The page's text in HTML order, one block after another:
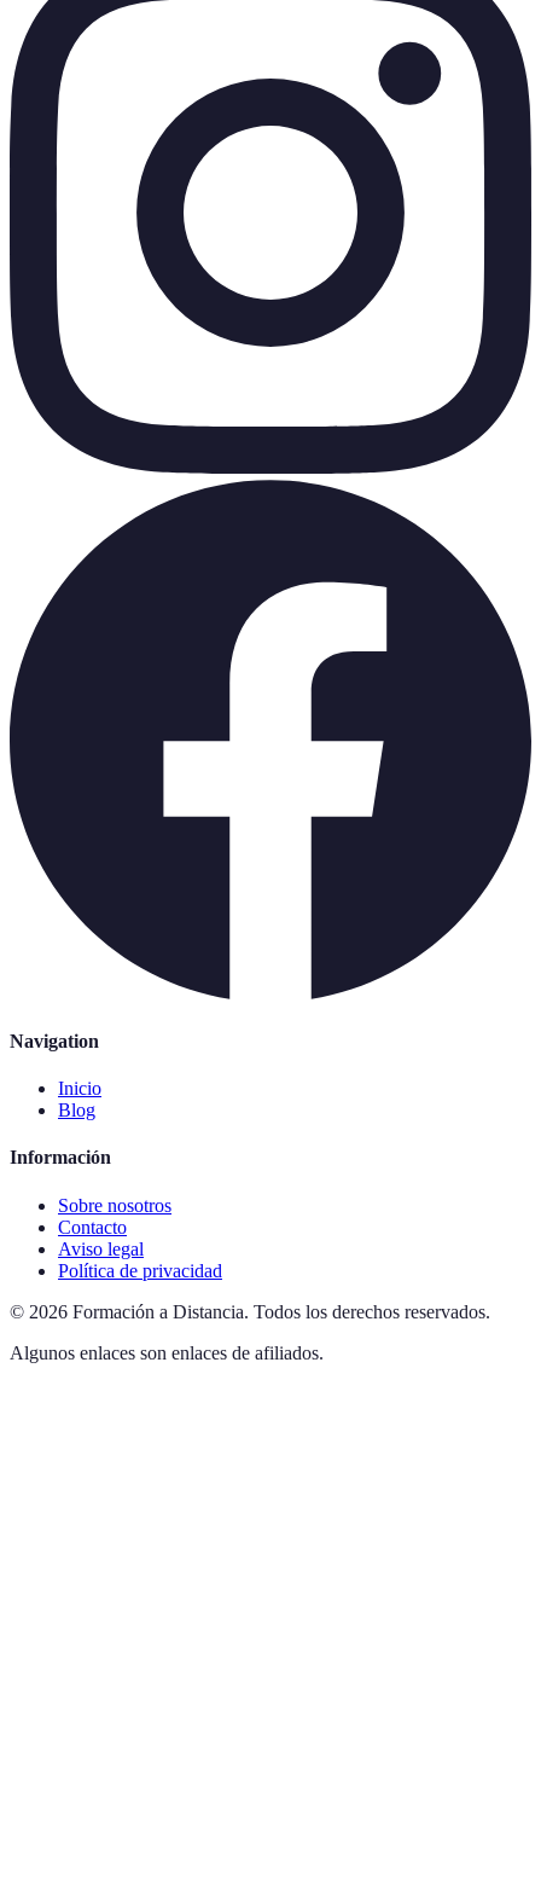
Navigation
Inicio
Blog
Información
Sobre nosotros
Contacto
Aviso legal
Política de privacidad
© 2026 Formación a Distancia. Todos los derechos reservados.
Algunos enlaces son enlaces de afiliados.